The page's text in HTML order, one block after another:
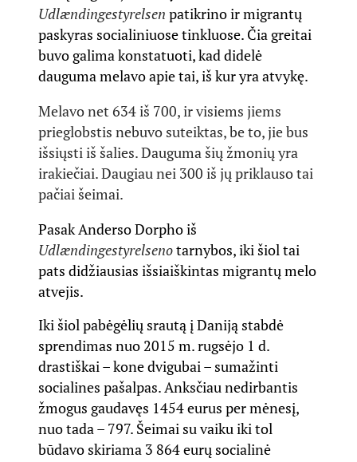
Udlændingestyrelsen patikrino ir migrantų
paskyras socialiniuose tinkluose. Čia greitai
buvo galima konstatuoti, kad didelė
dauguma melavo apie tai, iš kur yra atvykę.
Melavo net 634 iš 700, ir visiems jiems
prieglobstis nebuvo suteiktas, be to, jie bus
išsiųsti iš šalies. Dauguma šių žmonių yra
irakiečiai. Daugiau nei 300 iš jų priklauso tai
pačiai šeimai.
Pasak Anderso Dorpho iš
Udlændingestyrelsenotarnybos, iki šiol tai
pats didžiausias išsiaiškintas migrantų melo
atvejis.
Iki šiol pabėgėlių srautą į Daniją stabdė
sprendimas nuo 2015 m. rugsėjo 1 d.
drastiškai – kone dvigubai – sumažinti
socialines pašalpas. Anksčiau nedirbantis
žmogus gaudavęs 1454 eurus per mėnesį,
nuo tada – 797. Šeimai su vaiku iki tol
būdavo skiriama 3 864 eurų socialinė